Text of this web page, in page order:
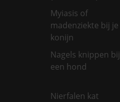
Myiasis of
madenziekte bij je
konijn
Nagels knippen bij
een hond
Nierfalen kat